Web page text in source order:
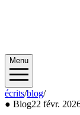
Menu
écrits/blog/2026/02
● Blog22 févr.